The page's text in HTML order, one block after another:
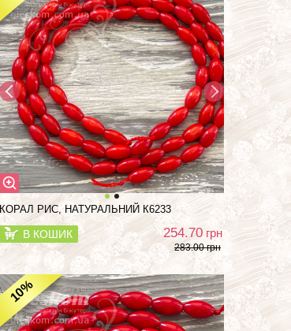
КОРАЛ РИС, НАТУРАЛЬНИЙ К6233
В КОШИК 254.70 грн
283.00 грн
10%